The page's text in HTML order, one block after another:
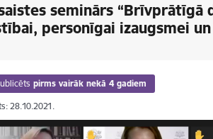
seminārs “Brīvprātīgā
personīgai izaugsmei
pirms vairāk nekā 4 gadiem
28.10.2021.